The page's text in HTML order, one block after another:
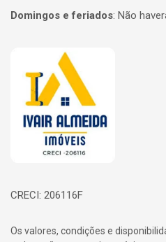
Domingos e feriados: Não
Página inicial
CRECI: 206116F
Os valores, condições e